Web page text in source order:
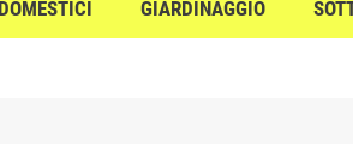
GIARDINAGGIO